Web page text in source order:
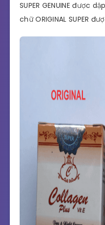
SUPER GENUINE được
chữ ORIGINAL SUPER